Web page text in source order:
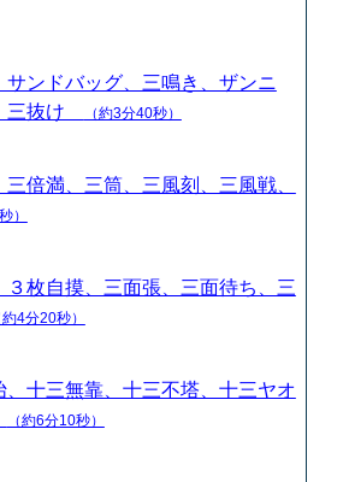
サンドバッグ、三鳴き、ザンニ
三抜け
（約3分40秒）
三倍満、三筒、三風刻、三風戦、
）
３枚自摸、三面張、三面待ち、三
約4分20秒）
、十三無靠、十三不塔、十三ヤオ
（約6分10秒）